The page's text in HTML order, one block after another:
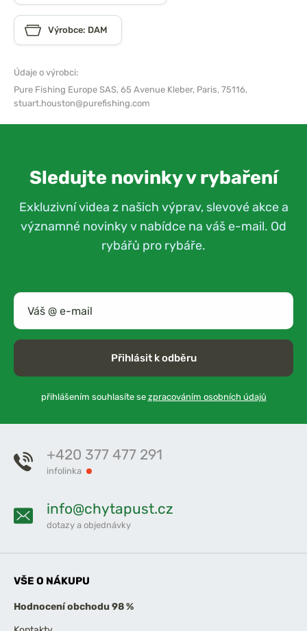
Výrobce: DAM
Údaje o výrobci:
Pure Fishing Europe SAS, 65 Avenue Kleber, Paris, 75116,
stuart.houston@purefishing.com
Sledujte novinky v rybaření
Exkluzivní videa z našich výprav, slevové akce a
významné novinky v nabídce na váš e-mail. Od
rybářů pro rybáře.
Přihlásit k odběru
přihlášením souhlasíte se zpracováním osobních údajů
+420 377 477 291
infolinka
info@chytapust.cz
dotazy a objednávky
VŠE O NÁKUPU
Hodnocení obchodu 98 %